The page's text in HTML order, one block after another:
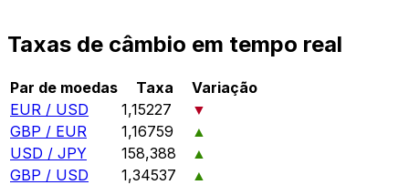
Taxas de câmbio em tempo real
Par de moedas Taxa
Variação
EUR / USD
1,15227
▼
GBP / EUR
1,16759
▲
USD / JPY
158,388
▲
GBP / USD
1,34537
▲